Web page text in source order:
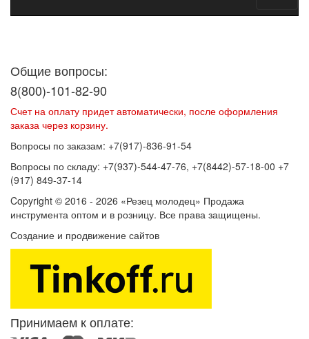
Общие вопросы:
8(800)-101-82-90
Счет на оплату придет автоматически, после оформления
заказа через корзину.
Вопросы по заказам: +7(917)-836-91-54
Вопросы по складу: +7(937)-544-47-76, +7(8442)-57-18-00 +7
(917) 849-37-14
Copyright © 2016 - 2026 «Резец молодец» Продажа
инструмента оптом и в розницу. Все права защищены.
Создание и продвижение сайтов
Принимаем к оплате: